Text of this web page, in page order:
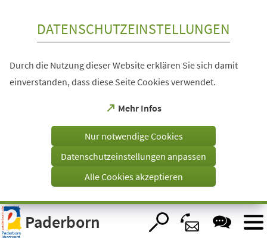
Visuelle
Assistenzsoftware
öffnen.
DATENSCHUTZEINSTELLUNGEN
Durch die Nutzung dieser Website erklären Sie sich damit
einverstanden, dass diese Seite Cookies verwendet.
Mehr Infos
(Öffnet
einem
Tab)
Nur notwendige Cookies
Datenschutzeinstellungen anpassen
Alle Cookies akzeptieren
Paderborn